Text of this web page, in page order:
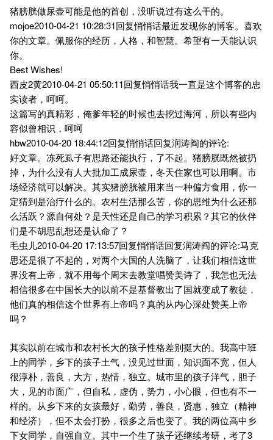
猪膀胱做尿壶可能是他的首创，没听说过有这么干的。
mojoe2010-04-21 10:28:31回复悄悄话最近发现你的博客。喜欢
你的文章。佩服你的经历，人格，和智慧。希望有一天能认识
你。
Best Wishes!
西皮2黄2010-04-21 05:50:11回复悄悄话我一直是这个博客的忠
实读者，呵呵。
这篇写的真精彩，俺爹年轻的时候也去挖过海河，所以有些内
容似曾相识，呵呵
hbw2010-04-20 18:44:12回复悄悄话回复润涛阎的评论:
好文章。冻死虱子有思路还能执行，了不起。猪膀胱既然被扔
掉，为什么没有人大批加工成尿壶，冬天住家也可以用啊。市
场经济就可以解决。其实猪膀胱被用来当一种偏方食用，你一
定猜到是治疗什么的。农村生活那么苦，你的思维为什么还那
么活跃？源自何处？是天性还是自己的学习积累？其它的伙伴
们是不胡思乱想还是认命了？
毛虫儿2010-04-20 17:13:57回复悄悄话回复润涛阎的评论:马克
思还是很了不起的，对两个大国的人洗脑了，让我们相信这世
界没有上帝，就不用每个周末去教堂唱赞美诗了，我怎也无法
相信很多在中国长大的以前不是基督教出了国就变成了教徒，
他们真的相信这个世界有上帝吗？真的从内心深处赞美上帝
吗？
其实以前在城市和农村长大的孩子性格差别挺大的。我高中班
上的同学，乡下的孩子土气，没见过世面，知识面不宽，但人
很淳朴，善良，大方，热情，独立。城市里的孩子洋气，胆子
大，见的市面广，但自私，虚伪，势力，小心眼，但也有不一
样的。从乡下来的女孩最好，勤劳，善良，贤惠，独立（精神
和经济），但不太会打扮，很多之后也变了。我的两位高中乡
下女同学，自强自立。其中一个生了孩子还继续考研，考了3